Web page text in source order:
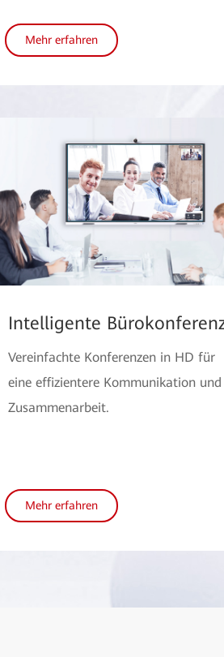
Mehr erfahren
Intelligente
Vereinfachte Konferenzen in HD für
eine effizientere Kommunikation und
Zusammenarbeit.
Mehr erfahren